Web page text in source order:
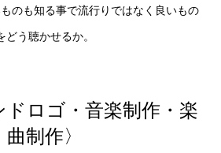
のも知る事で流行りではなく良いもの
どう聴かせるか。
ドロゴ・音楽制作・楽
曲制作〉